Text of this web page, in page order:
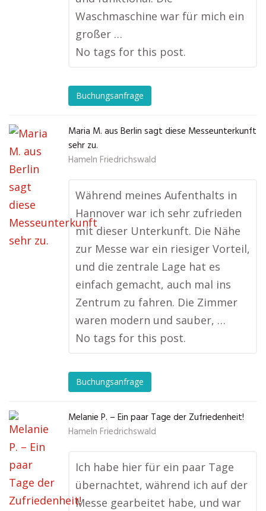
Waschmaschine war für mich ein
großer …
No tags for this post.
Buchungsanfrage
Maria M. aus Berlin sagt diese Messeunterkunft
sehr zu.
Hameln Friedrichswald
Während meines Aufenthalts in
Hannover war ich sehr zufrieden
mit dieser Unterkunft. Die Nähe
zur Messe war ein riesiger Vorteil,
und die zentrale Lage hat es
einfach gemacht, auch mal ins
Zentrum zu fahren. Die Zimmer
waren modern und sauber, …
No tags for this post.
Buchungsanfrage
Melanie P. – Ein paar Tage der Zufriedenheit!
Hameln Friedrichswald
Ich habe hier für ein paar Tage
übernachtet, während ich auf der
Messe gearbeitet habe, und war